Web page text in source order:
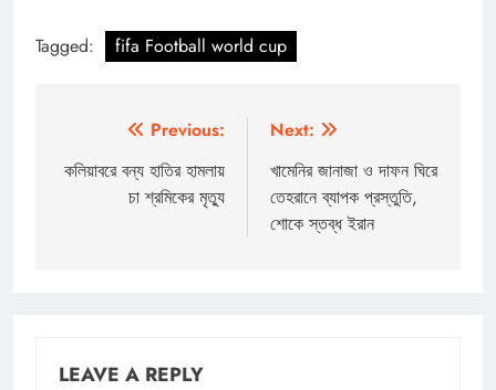
Tagged: fifa Football world cup
navigation
Previous:
কলিয়াবরে বন্য হাতির হামলায়
চা শ্রমিকের মৃত্যু
Next:
খামেনির জানাজা ও দাফন ঘিরে
তেহরানে ব্যাপক প্রস্তুতি,
শোকে স্তব্ধ ইরান
LEAVE A REPLY